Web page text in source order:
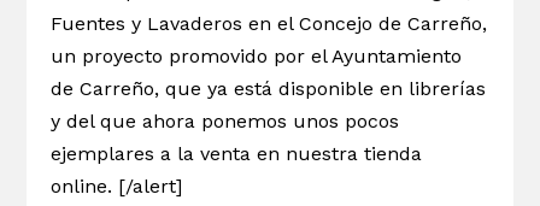
Fuentes y Lavaderos en el Concejo de Carreño,
un proyecto promovido por el Ayuntamiento
de Carreño, que ya está disponible en librerías
y del que ahora ponemos unos pocos
ejemplares a la venta en nuestratienda
online. [/alert]